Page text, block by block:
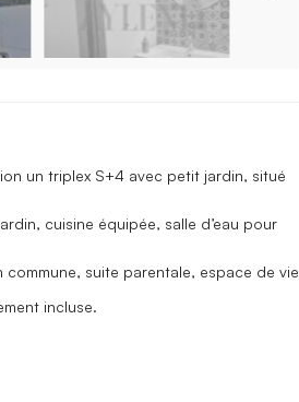
un triplex S+4 avec petit jardin, situé
cuisine équipée, salle d’eau pour
suite parentale, espace de vie
incluse.